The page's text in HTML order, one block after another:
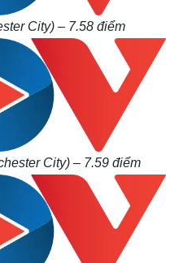
City) – 7.58điểm
City) – 7.59điểm